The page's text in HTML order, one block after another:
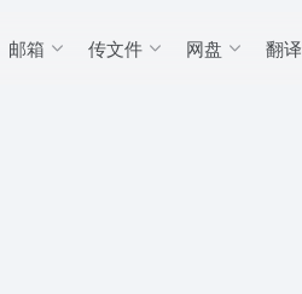
邮箱 传文件 网盘 翻译